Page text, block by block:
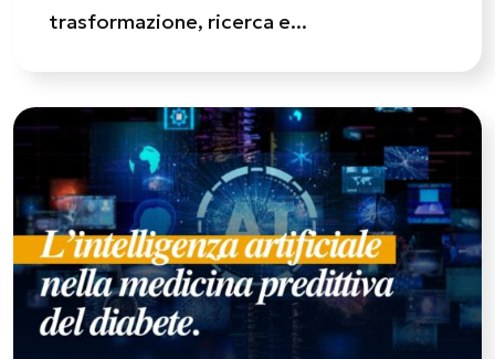
trasformazione, ricerca e...